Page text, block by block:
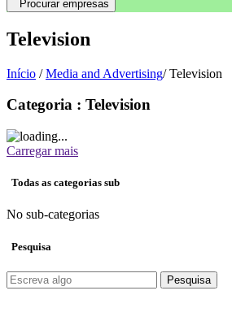
Procurar empresas
Television
Início /Media and Advertising/ Television
Categoria : Television
Carregar mais
Todas as categorias sub
No sub-categorias
Pesquisa
Pesquisa